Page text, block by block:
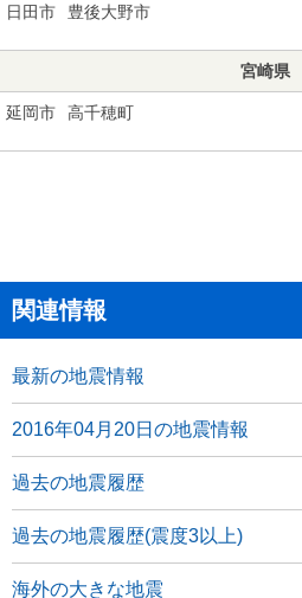
日田市 豊後大野市
宮崎県
延岡市 高千穂町
関連情報
最新の地震情報
2016年04月20日の地震情報
過去の地震履歴
過去の地震履歴(震度3以上)
海外の大きな地震